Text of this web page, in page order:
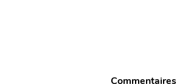
Commentaires